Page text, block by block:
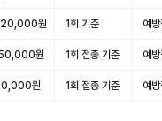
원 1회 기준 예
원 1회 접종 기준 예
원 1회 접종 기준 예